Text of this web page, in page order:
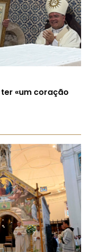
«um coração